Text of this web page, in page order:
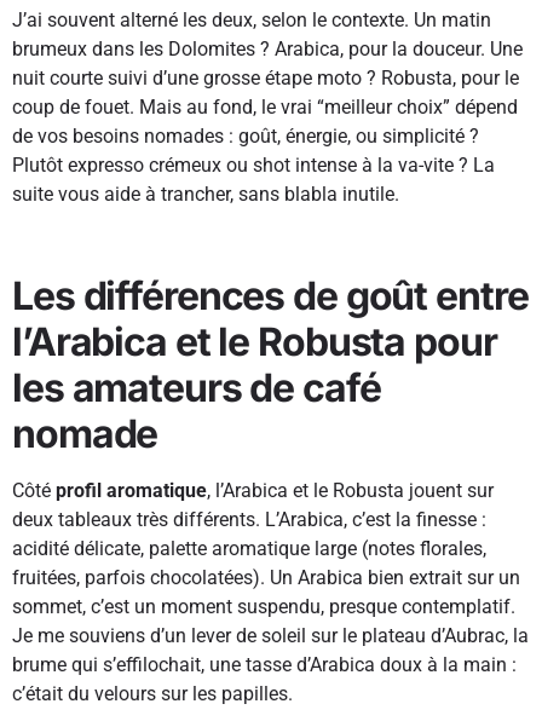
J’ai souvent alterné les deux, selon le contexte. Un matin
brumeux dans les Dolomites ? Arabica, pour la douceur. Une
nuit courte suivi d’une grosse étape moto ? Robusta, pour le
coup de fouet. Mais au fond, le vrai “meilleur choix” dépend
de vos besoins nomades : goût, énergie, ou simplicité ?
Plutôt expresso crémeux ou shot intense à la va-vite ? La
suite vous aide à trancher, sans blabla inutile.
Les différences de goût entre
l’Arabica et le Robusta pour
les amateurs de café
nomade
Côté profil aromatique, l’Arabica et le Robusta jouent sur
deux tableaux très différents. L’Arabica, c’est la finesse :
acidité délicate, palette aromatique large (notes florales,
fruitées, parfois chocolatées). Un Arabica bien extrait sur un
sommet, c’est un moment suspendu, presque contemplatif.
Je me souviens d’un lever de soleil sur le plateau d’Aubrac, la
brume qui s’effilochait, une tasse d’Arabica doux à la main :
c’était du velours sur les papilles.